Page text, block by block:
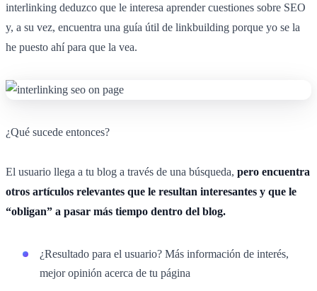
interlinking deduzco que le interesa aprender cuestiones sobre SEO
y, a su vez, encuentra una guía útil de linkbuilding porque yo se la
he puesto ahí para que la vea.
¿Qué sucede entonces?
El usuario llega a tu blog a través de una búsqueda, pero encuentra
otros artículos relevantes que le resultan interesantes y que le
“obligan” a pasar más tiempo dentro del blog.
¿Resultado para el usuario? Más información de interés,
mejor opinión acerca de tu página